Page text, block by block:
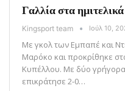
Γαλλία στα ημιτελικά
Kingsport team Ιούλ 10,
Με γκολ των Εμπαπέ και
Μαρόκο και προκρίθηκε
Κυπέλλου. Με δύο γρήγορα
επικράτησε 2-0…